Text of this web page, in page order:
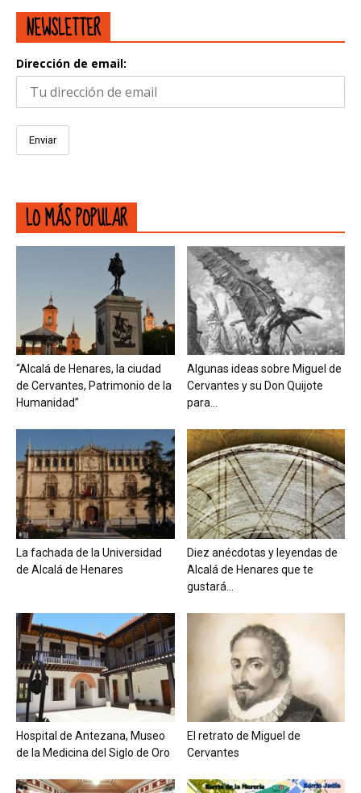
NEWSLETTER
Dirección de email:
LO MÁS POPULAR
“Alcalá de Henares, la ciudad
de Cervantes, Patrimonio de la
Humanidad”
Algunas ideas sobre Miguel de
Cervantes y su Don Quijote
para...
La fachada de la Universidad
de Alcalá de Henares
Diez anécdotas y leyendas de
Alcalá de Henares que te
gustará...
Hospital de Antezana, Museo
de la Medicina del Siglo de Oro
El retrato de Miguel de
Cervantes